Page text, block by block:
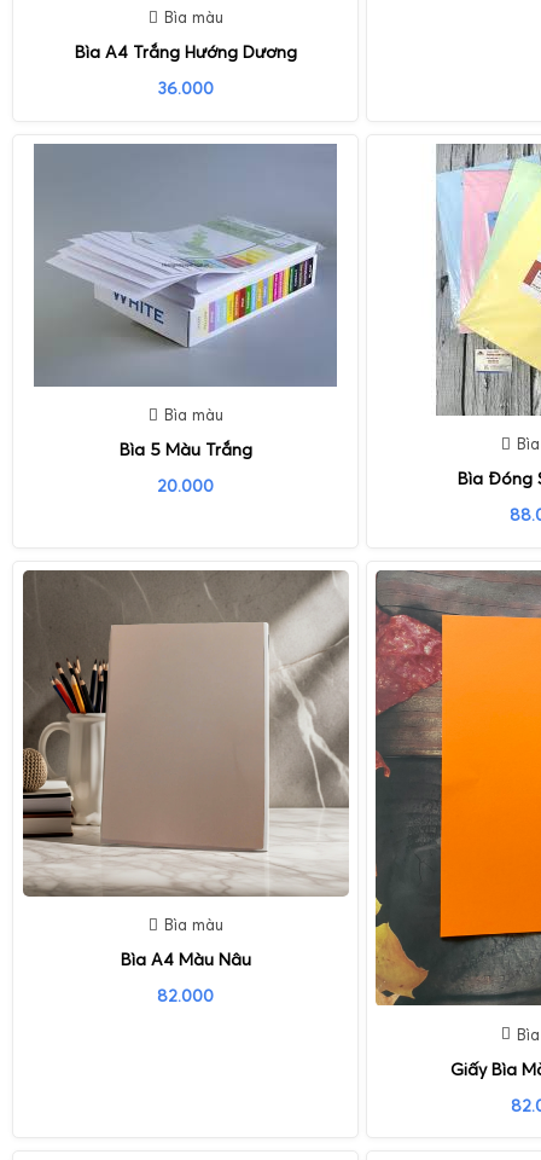
Bìa màu
Bìa A4 Trắng Hướng Dương
36.000
Bìa màu
Bìa 5 Màu Trắng
20.000
Bìa Đóng
Bìa màu
Bìa A4 Màu Nâu
82.000
Giấy Bìa